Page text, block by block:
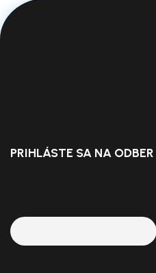
PRIHLÁSTE SA NA